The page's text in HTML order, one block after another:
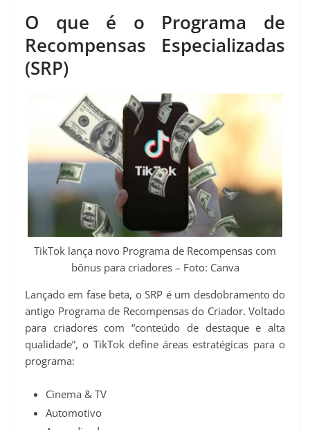
t
O que é o Programa de
Recompensas Especializadas
(SRP)
TikTok lança novo Programa de Recompensas com
bônus para criadores – Foto: Canva
Lançado em fase beta, o SRP é um desdobramento do
antigo Programa de Recompensas do Criador. Voltado
para criadores com “conteúdo de destaque e alta
qualidade”, o TikTok define áreas estratégicas para o
programa:
Cinema & TV
Automotivo